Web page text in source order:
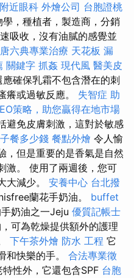
附近眼科 外燴公司 台胞證桃
，種植者，製造商，分銷
吸收，沒有油膩的感覺並
唐六典專業治療 天花板 漏
關鍵字 抓姦 現代風 醫美皮
確保乳霜不包含潛在的刺
癢或過敏反應。 失智症 助
策略，助您贏得在地市場
避免皮膚刺激，這對於敏感
餐多少錢 餐點外燴 令人愉
，但是重要的是香氣是自然
激。 使用了兩週後，您可
大減少。 安養中心 台北撥
蘭花手奶油。 buffet
奶油之一Jeju 優質記帳士
可為乾燥提供額外的護理
下午茶外燴 防水 工程 它
和快樂的手。 合法專業徵
性外，它還包含SPF 台胞